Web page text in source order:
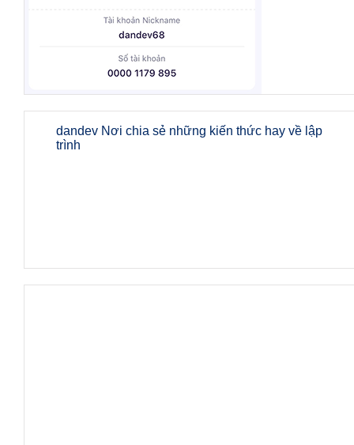
dandev Nơi chia sẻ những kiến thức hay về lập
trình